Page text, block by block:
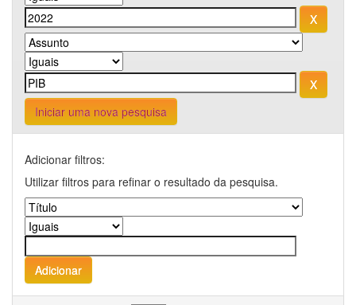
Iniciar uma nova pesquisa
Adicionar filtros:
Utilizar filtros para refinar o resultado da pesquisa.